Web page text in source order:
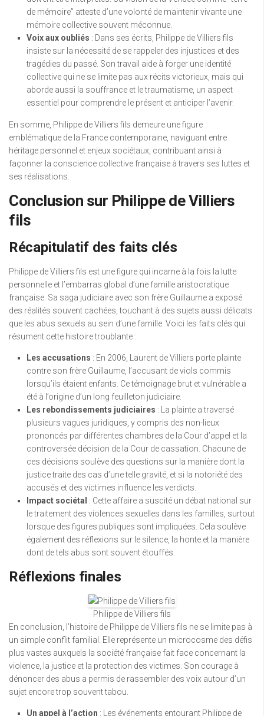
de mémoire” atteste d’une volonté de maintenir vivante une
mémoire collective souvent méconnue.
Voix aux oubliés : Dans ses écrits, Philippe de Villiers fils
insiste sur la nécessité de se rappeler des injustices et des
tragédies du passé. Son travail aide à forger une identité
collective qui ne se limite pas aux récits victorieux, mais qui
aborde aussi la souffrance et le traumatisme, un aspect
essentiel pour comprendre le présent et anticiper l’avenir.
En somme, Philippe de Villiers fils demeure une figure
emblématique de la France contemporaine, naviguant entre
héritage personnel et enjeux sociétaux, contribuant ainsi à
façonner la conscience collective française à travers ses luttes et
ses réalisations.
Conclusion sur Philippe de Villiers
fils
Récapitulatif des faits clés
Philippe de Villiers fils est une figure qui incarne à la fois la lutte
personnelle et l’embarras global d’une famille aristocratique
française. Sa saga judiciaire avec son frère Guillaume a exposé
des réalités souvent cachées, touchant à des sujets aussi délicats
que les abus sexuels au sein d’une famille. Voici les faits clés qui
résument cette histoire troublante :
Les accusations : En 2006, Laurent de Villiers porte plainte
contre son frère Guillaume, l’accusant de viols commis
lorsqu’ils étaient enfants. Ce témoignage brut et vulnérable a
été à l’origine d’un long feuilleton judiciaire.
Les rebondissements judiciaires : La plainte a traversé
plusieurs vagues juridiques, y compris des non-lieux
prononcés par différentes chambres de la Cour d’appel et la
controversée décision de la Cour de cassation. Chacune de
ces décisions soulève des questions sur la manière dont la
justice traite des cas d’une telle gravité, et si la notoriété des
accusés et des victimes influence les verdicts.
Impact sociétal : Cette affaire a suscité un débat national sur
le traitement des violences sexuelles dans les familles, surtout
lorsque des figures publiques sont impliquées. Cela soulève
également des réflexions sur le silence, la honte et la manière
dont de tels abus sont souvent étouffés.
Réflexions finales
Philippe de Villiers fils
En conclusion, l’histoire de Philippe de Villiers fils ne se limite pas à
un simple conflit familial. Elle représente un microcosme des défis
plus vastes auxquels la société française fait face concernant la
violence, la justice et la protection des victimes. Son courage à
dénoncer des abus a permis de rassembler des voix autour d’un
sujet encore trop souvent tabou.
Un appel à l’action : Les événements entourant Philippe de